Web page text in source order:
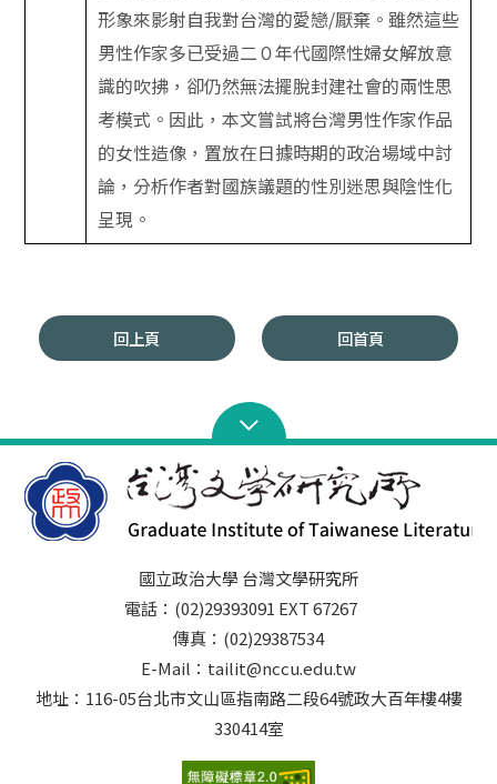
形象來影射自我對台灣的愛戀/厭棄。雖然這些
男性作家多已受過二０年代國際性婦女解放意
識的吹拂，卻仍然無法擺脫封建社會的兩性思
考模式。因此，本文嘗試將台灣男性作家作品
的女性造像，置放在日據時期的政治場域中討
論，分析作者對國族議題的性別迷思與陰性化
呈現。
回上頁 回首頁
國立政治大學 台灣文學研究所
電話：(02)29393091 EXT 67267
傳真：(02)29387534
E-Mail：tailit@nccu.edu.tw
地址：116-05台北市文山區指南路二段64號政大百年樓4樓
330414室